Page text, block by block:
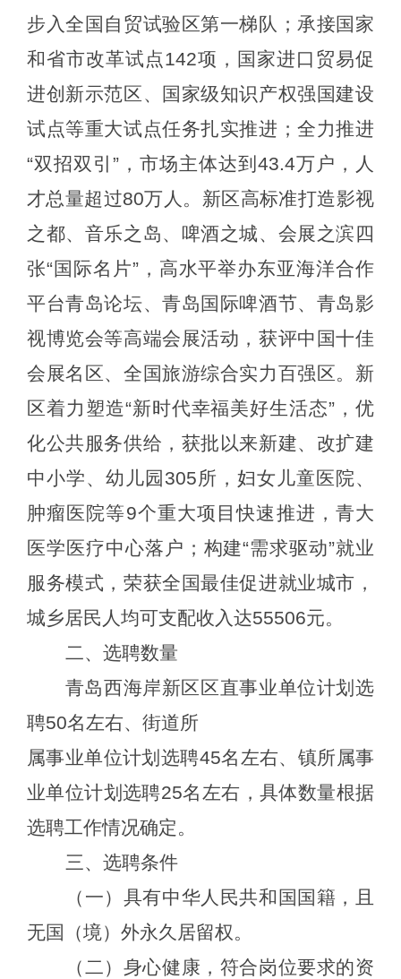
步入全国自贸试验区第一梯队；承接国家
和省市改革试点142项，国家进口贸易促
进创新示范区、国家级知识产权强国建设
试点等重大试点任务扎实推进；全力推进
“双招双引”，市场主体达到43.4万户，人
才总量超过80万人。新区高标准打造影视
之都、音乐之岛、啤酒之城、会展之滨四
张“国际名片”，高水平举办东亚海洋合作
平台青岛论坛、青岛国际啤酒节、青岛影
视博览会等高端会展活动，获评中国十佳
会展名区、全国旅游综合实力百强区。新
区着力塑造“新时代幸福美好生活态”，优
化公共服务供给，获批以来新建、改扩建
中小学、幼儿园305所，妇女儿童医院、
肿瘤医院等9个重大项目快速推进，青大
医学医疗中心落户；构建“需求驱动”就业
服务模式，荣获全国最佳促进就业城市，
城乡居民人均可支配收入达55506元。
二、 选聘数量
青岛西海岸新区区直事业单位计划选
聘50名左右、街道所
属事业单位计划选聘45名左右、镇所属事
业单位计划选聘25名左右，具体数量根据
选聘工作情况确定。
三、 选聘条件
（一）具有中华人民共和国国籍 ，
且
无国（境）外永久居留权。
（二）身心健康，符合岗位要求的资